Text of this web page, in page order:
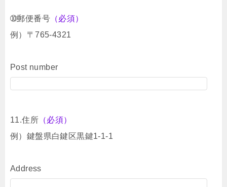
➉郵便番号 （必須）
例）〒765-4321
Post number
11.住所 （必須）
例）鍵盤県白鍵区黒鍵1-1-1
Address